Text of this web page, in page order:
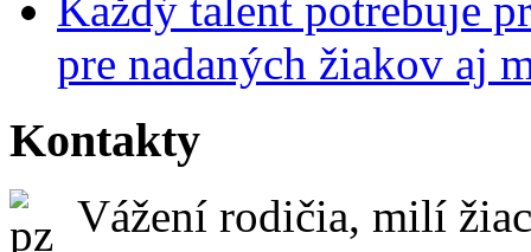
pre nadaných žiakov aj
Kontakty
Vážení rodičia, milí